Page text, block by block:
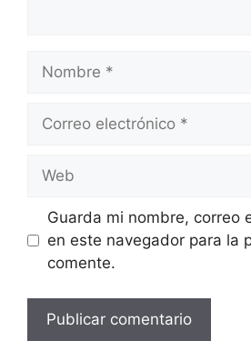
Nombre
Correo
Web
Guarda mi nombre, correo
en este navegador para la
comente.